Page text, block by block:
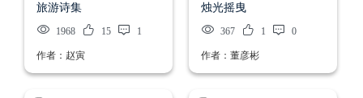
旅游诗集
1968 15 1
作者：赵寅
烛光摇曳
367 1 0
作者：董彦彬